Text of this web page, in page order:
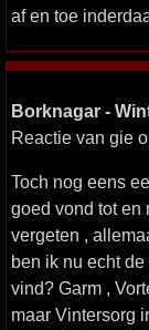
af en toe
Borknagar -
Reactie van gie
Toch nog eens
goed vond tot en
vergeten ,
ben ik nu echt
vind? Garm ,
maar Vintersorg